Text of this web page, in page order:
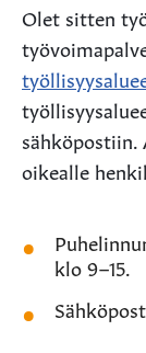
Olet sitten
sähköpostiin.
oikealle
klo 9–15.